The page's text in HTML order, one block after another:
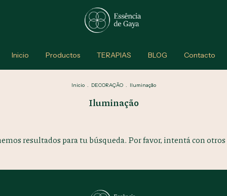
Inicio Productos TERAPIAS BLOG Contacto
Inicio . DECORAÇÃO . Iluminação
Iluminação
resultados para tu búsqueda. Por favor, intentá con